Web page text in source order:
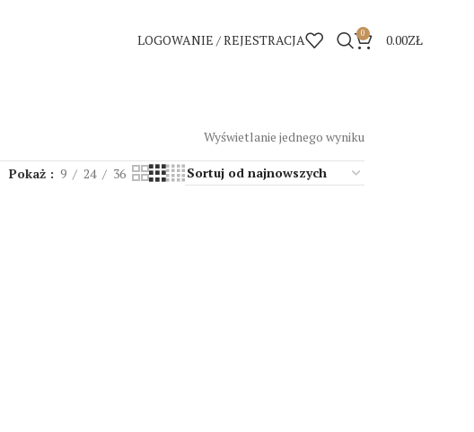
LOGOWANIE / REJESTRACJA 0 0.00ZŁ
Wyświetlanie jednego wyniku
Pokaż 9 24 36